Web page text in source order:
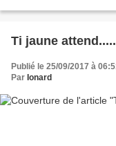
Ti jaune
Publié le 25/09/2017 à
Par Ionard